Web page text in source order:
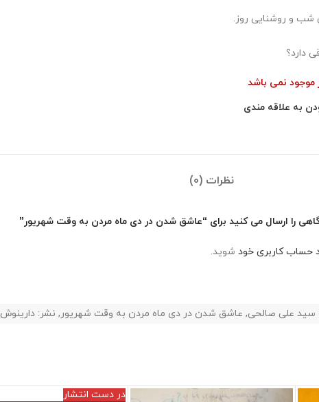
شب و روشنایی روز.
دارد؟
موجود نمی باشد
به علاقه مندی
نظرات (0)
را ارسال می کنید برای “عاشق شدن در دی ماه مردن به وقت شهریور”
حساب کاربری خود شوید.
سید علی صالحی, عاشق شدن در دی ماه مردن به وقت شهریور , نشر: دارینوش
در دست انتشار